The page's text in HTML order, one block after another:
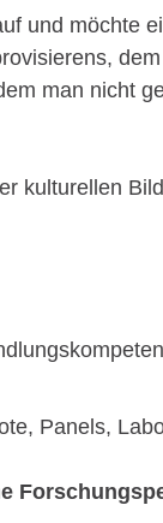
und möchte
man nicht
kulturellen
Panels,